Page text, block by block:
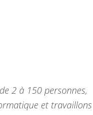
2 à 150 personnes,
et travaillons